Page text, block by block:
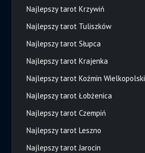
Najlepszy tarot Krzywiń
Najlepszy tarot Tuliszków
Najlepszy tarot Słupca
Najlepszy tarot Krajenka
Najlepszy tarot Koźmin Wielkopolski
Najlepszy tarot Łobżenica
Najlepszy tarot Czempiń
Najlepszy tarot Leszno
Najlepszy tarot Jarocin